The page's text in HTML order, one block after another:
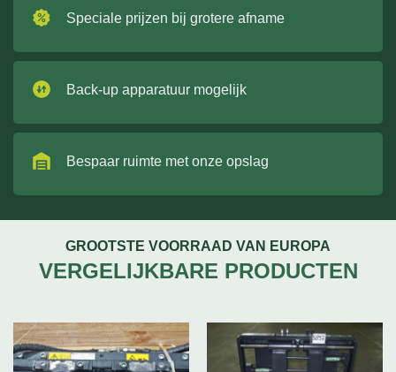
Speciale prijzen bij grotere afname
Back-up apparatuur mogelijk
Bespaar ruimte met onze opslag
GROOTSTE VOORRAAD VAN EUROPA
VERGELIJKBARE PRODUCTEN